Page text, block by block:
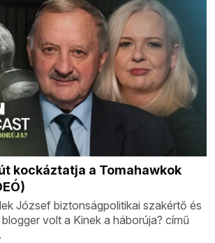
kockáztatja a Tomahawkok
József biztonságpolitikai szakértő és
volt a Kinek a háborúja? című